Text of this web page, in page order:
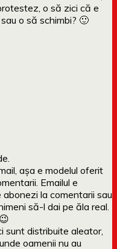
o să zici că e
o să schimbi? 🙂
așa e modelul oferit
Emailul e
la comentarii sau
să-l dai pe ăla real.
sunt distribuite aleator,
oamenii nu au